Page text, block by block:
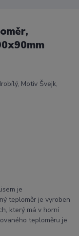
je
teploměr je vyroben
který má v horní
teploměru je